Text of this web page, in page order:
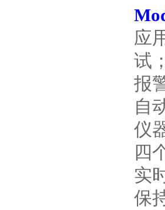
应
试
报
自
仪
四
实
保